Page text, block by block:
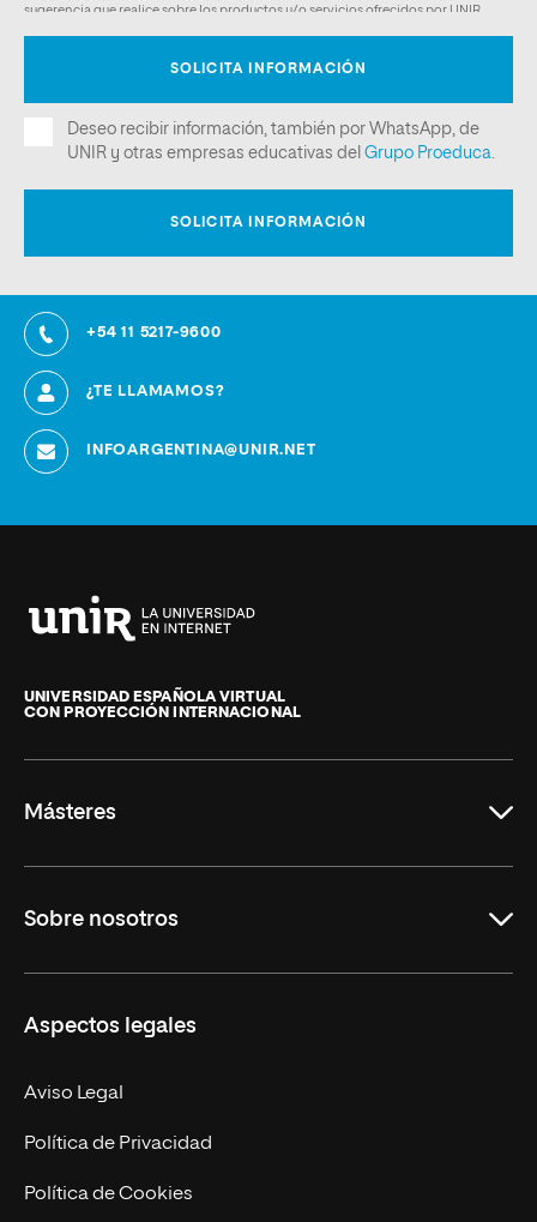
+54 11 5217-9600
¿TE LLAMAMOS?
INFOARGENTINA@UNIR.NET
de
La
UNIVERSIDAD ESPAÑOLA VIRTUAL
CON PROYECCIÓN INTERNACIONAL
Másteres
Derecho
Empresa
MBA
Marketing y Comunicación
Ingeniería
Sobre nosotros
Nuestro Equipo
Contacto
Aspectos legales
Aviso Legal
Política de Privacidad
Política de Cookies